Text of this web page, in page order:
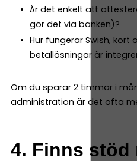
Är det enkelt att
gör det via banken)?
Hur fungerar Swish, kort
betallösningar är
Om du sparar 2 timmar i
administration är det ofta
4. Finns stöd